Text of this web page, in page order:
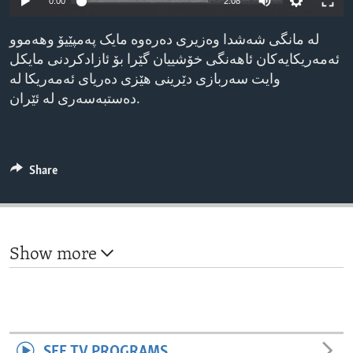
IDEALS AND INSTITUTIONS
لە مانگی شەشدا وەزیری دەرەوە مایک پەمپێیۆ وهەموو
ئەمەریکایەکان ئاهەنگی خۆشییان گێرا بۆ ئازادکردنی مایکل
وایت سەربازی دێرینی هێزی دەریای ئەمەریکا لە
دەستبەسەری لە ئێران.
Share
Show more